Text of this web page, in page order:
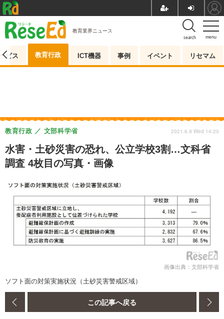
menu
search
教育業界ニュース
ビス 教育行政 ICT機器 事例 イベント リセマム
水害・土砂災害の恐れ、公立学校3割…文科省
調査 4枚目の写真・画像
教育行政 文部科学省 2021.6.9 Wed 14:20
画像出典：文部科学省
ソフト面の対策実施状況（土砂災害警戒区域）
この記事へ戻る